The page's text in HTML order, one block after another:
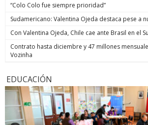
“Colo Colo fue siempre prioridad”
Sudamericano: Valentina Ojeda destaca pese a
Con Valentina Ojeda, Chile cae ante Brasil en el
Contrato hasta diciembre y 47 millones
Vozinha
EDUCACIÓN